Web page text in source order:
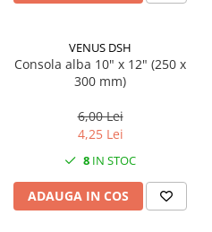
VENUS DSH
Consola alba 10" x 12" (250 x
300 mm)
6,00 Lei
4,25 Lei
8 IN STOC
ADAUGA IN COS